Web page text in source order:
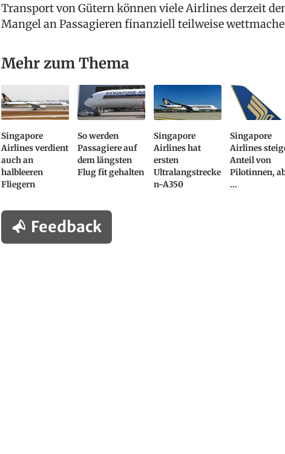
Transport von Gütern können viele Airlines derzeit
Mangel an Passagieren finanziell teilweise
Mehr zum Thema
Singapore
Airlines verdient
auch an
halbleeren
Fliegern
So werden
Passagiere auf
dem längsten
Flug fit gehalten
Singapore
Airlines hat
ersten
Ultralangstrecke
n-A350
Singapore
Airlines
Anteil von
Pilotinnen,
...
Feedback